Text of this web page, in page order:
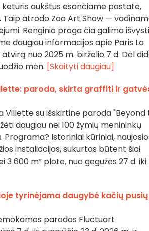
aukštus esančiame pastate,
Taip atrodo Zoo Art Show —
Renginio proga čia galima išvysti
daugiau informacijos apie Paris La
nuo 2025 m. birželio 7 d. Dėl
mėn. [Skaityti daugiau]
paroda, skirta graffiti ir
Villette su išskirtine paroda "Beyond
daugiau nei 100 žymių menininkų
Istoriniai kūriniai,
instaliacijos, sukurtos būtent šiai
3 600 m² plote, nuo gegužės 27 d. iki
tyrinėjama daugybė kačių pusių
parodos Fluctuart